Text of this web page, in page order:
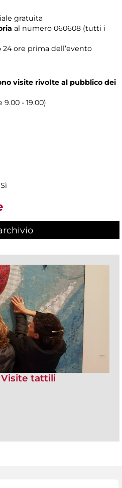
gratuita
al numero 060608 (tutti i
ore prima dell’evento
visite rivolte al pubblico dei
- 19.00)
Sì
tattili